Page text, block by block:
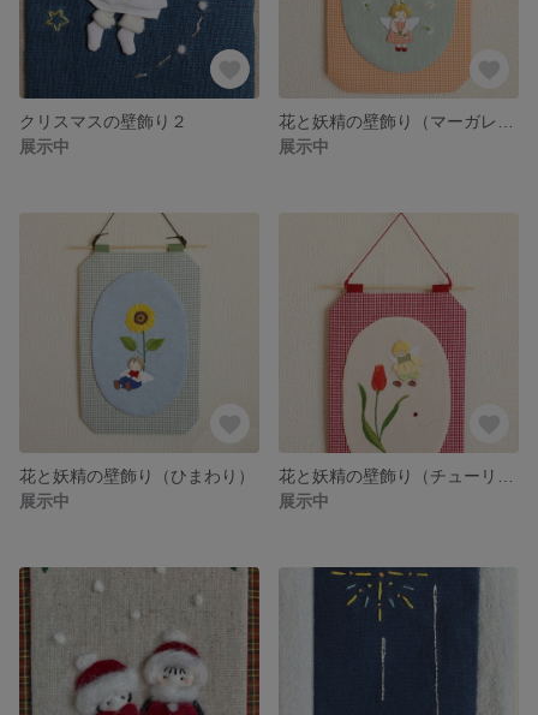
クリスマスの壁飾り２
展示中
展示中
花と妖精の壁飾り（ひまわり）
展示中
展示中